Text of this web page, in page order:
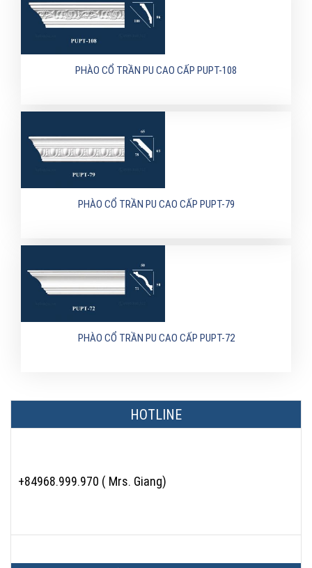
PHÀO CỔ TRẦN PU CAO CẤP PUPT-108
PHÀO CỔ TRẦN PU CAO CẤP PUPT-79
PHÀO CỔ TRẦN PU CAO CẤP PUPT-72
HOTLINE
+84968.999.970 ( Mrs. Giang)